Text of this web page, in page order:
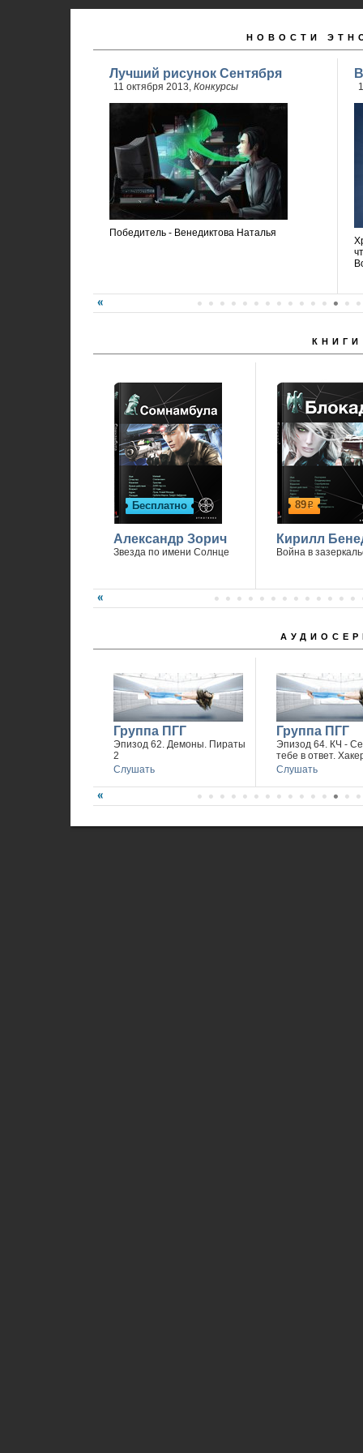
НОВОСТИ
Лучший рисунок Сентября
11 октября 2013, Конкурсы
Победитель - Венедиктова Наталья
КНИГИ
Бесплатно
Александр Зорич
Звезда по имени Солнце
89р
Кирилл
Война в
Группа ПГГ
Эпизод 62. Демоны. Пираты
2
Слушать
Группа ПГГ
Эпизод 64. КЧ -
тебе в ответ.
Слушать